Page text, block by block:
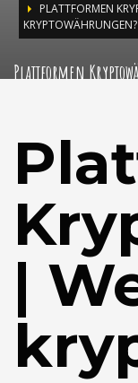
PLATTFORMEN
KRYPTOWÄHRUNGEN?
Plattformen
|